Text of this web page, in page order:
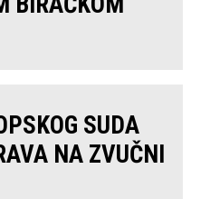
SUDA
NA ZVUČNI